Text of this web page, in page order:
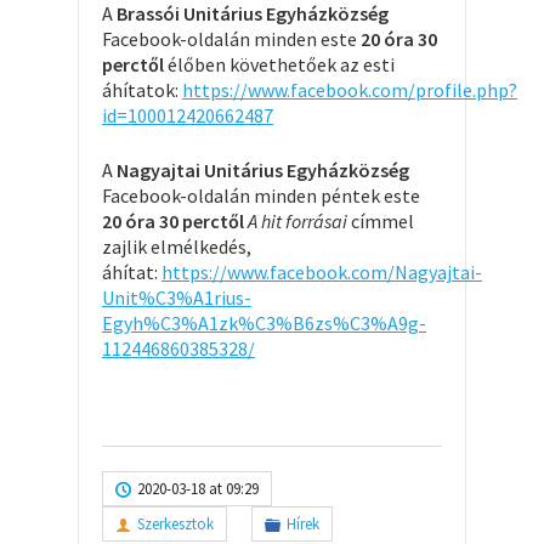
A Brassói Unitárius Egyházközség
Facebook-oldalán minden este 20 óra 30
perctőlélőben követhetőek az esti
áhítatok: https://www.facebook.com/profile.php?
id=100012420662487
A Nagyajtai Unitárius Egyházközség
Facebook-oldalán minden péntek este
20 óra 30 perctőlA hit forrásaicímmel
zajlik elmélkedés,
áhítat: https://www.facebook.com/Nagyajtai-
Unit%C3%A1rius-
Egyh%C3%A1zk%C3%B6zs%C3%A9g-
112446860385328/
2020-03-18 at 09:29
Szerkesztok
Hírek